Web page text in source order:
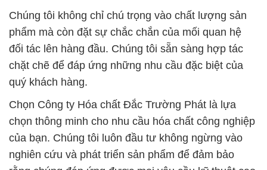
Chúng tôi không chỉ chú trọng vào chất lượng sản
phẩm mà còn đặt sự chắc chắn của mối quan hệ
đối tác lên hàng đầu. Chúng tôi sẵn sàng hợp tác
chặt chẽ để đáp ứng những nhu cầu đặc biệt của
quý khách hàng.
Chọn Công ty Hóa chất Đắc Trường Phát là lựa
chọn thông minh cho nhu cầu hóa chất công nghiệp
của bạn. Chúng tôi luôn đầu tư không ngừng vào
nghiên cứu và phát triển sản phẩm để đảm bảo